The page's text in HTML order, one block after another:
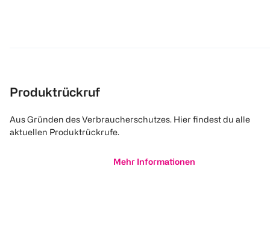
Produktrückruf
Aus Gründen des Verbraucherschutzes. Hier findest du alle
aktuellen Produktrückrufe.
Mehr Informationen